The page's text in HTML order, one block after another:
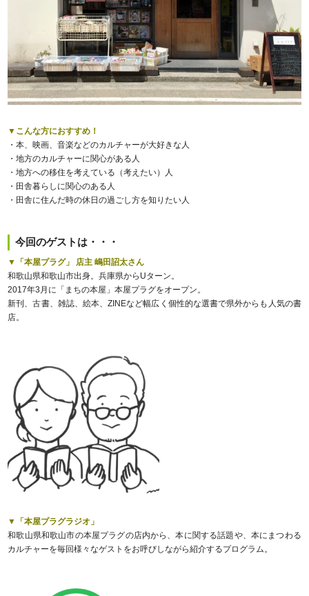
▼こんな方におすすめ！
・本、映画、音楽などのカルチャーが大好きな人
・地方のカルチャーに関心がある人
・地方への移住を考えている（考えたい）人
・田舎暮らしに関心のある人
・田舎に住んだ時の休日の過ごし方を知りたい人
今回のゲストは・・・
▼
「本屋プラグ」 店主 嶋田詔太さん
和歌山県和歌山市出身。兵庫県からUターン。
2017年3月に「まちの本屋」本屋プラグをオープン。
新刊、古書、雑誌、絵本、ZINEなど幅広く個性的な選書で県外からも人気の書
店。
▼「本屋プラグラジオ」
和歌山県和歌山市の本屋プラグの店内から、本に関する話題や、本にまつわる
カルチャーを毎回様々なゲストをお呼びしながら紹介するプログラム。